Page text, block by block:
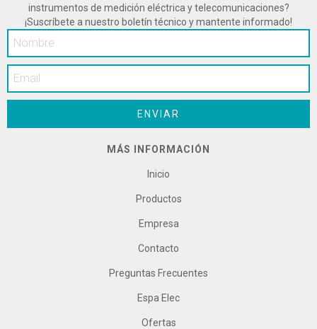
instrumentos de medición eléctrica y telecomunicaciones?
¡Suscríbete a nuestro boletín técnico y mantente informado!
MÁS INFORMACIÓN
Inicio
Productos
Empresa
Contacto
Preguntas Frecuentes
Espa Elec
Ofertas